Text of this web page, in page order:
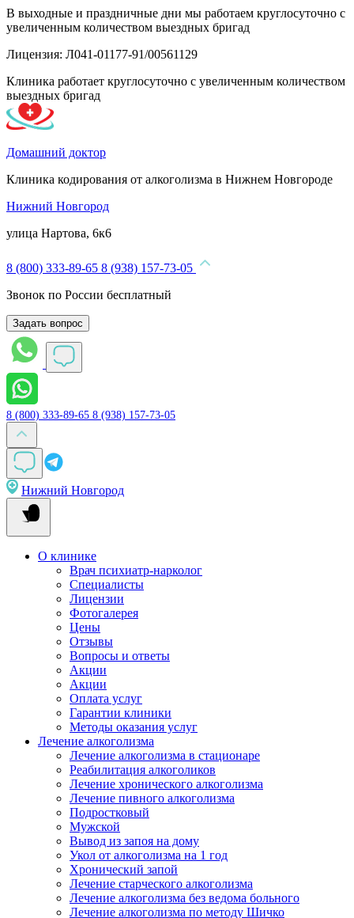
В выходные и праздничные дни мы работаем круглосуточно с
увеличенным количеством выездных бригад
Лицензия: Л041-01177-91/00561129
Клиника работает круглосуточно с увеличенным количеством
выездных бригад
Домашний доктор
Клиника кодирования от алкоголизма в Нижнем Новгороде
Нижний Новгород
улица Нартова, 6к6
8 (800) 333-89-65 8 (938) 157-73-05
Звонок по России бесплатный
Задать вопрос
8 (800) 333-89-65 8 (938) 157-73-05
Нижний Новгород
О клинике
Врач психиатр-нарколог
Специалисты
Лицензии
Фотогалерея
Цены
Отзывы
Вопросы и ответы
Акции
Акции
Оплата услуг
Гарантии клиники
Методы оказания услуг
Лечение алкоголизма
Лечение алкоголизма в стационаре
Реабилитация алкоголиков
Лечение хронического алкоголизма
Лечение пивного алкоголизма
Подростковый
Мужской
Вывод из запоя на дому
Укол от алкоголизма на 1 год
Хронический запой
Лечение старческого алкоголизма
Лечение алкоголизма без ведома больного
Лечение алкоголизма по методу Шичко